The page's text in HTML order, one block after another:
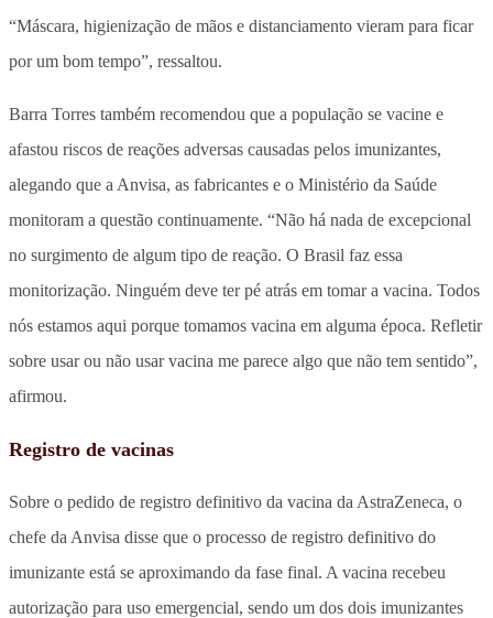
“Máscara, higienização de mãos e distanciamento vieram para ficar
por um bom tempo”, ressaltou.
Barra Torres também recomendou que a população se vacine e
afastou riscos de reações adversas causadas pelos imunizantes,
alegando que a Anvisa, as fabricantes e o Ministério da Saúde
monitoram a questão continuamente. “Não há nada de excepcional
no surgimento de algum tipo de reação. O Brasil faz essa
monitorização. Ninguém deve ter pé atrás em tomar a vacina. Todos
nós estamos aqui porque tomamos vacina em alguma época. Refletir
sobre usar ou não usar vacina me parece algo que não tem sentido”,
afirmou.
Registro de vacinas
Sobre o pedido de registro definitivo da vacina da AstraZeneca, o
chefe da Anvisa disse que o processo de registro definitivo do
imunizante está se aproximando da fase final. A vacina recebeu
autorização para uso emergencial, sendo um dos dois imunizantes